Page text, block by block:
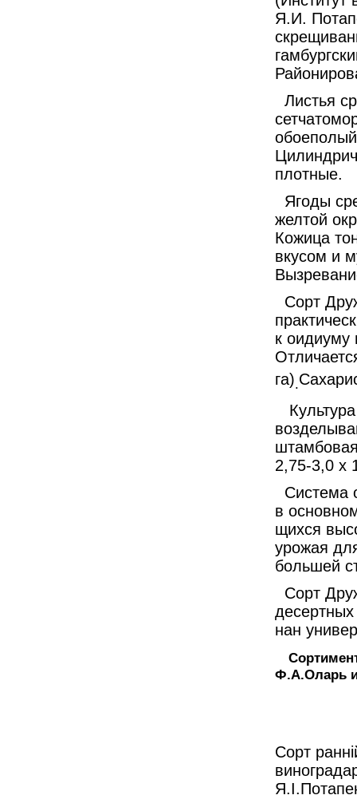
Я.И.
Листья
плотные.
Ягоды
жел­той
Кожица
вкусом и
Сорт
к оидиуму
га).
2,75-3,0 х
Система
в
щихся
урожая
большей
Сорт
нан
Ф.А.Оларь
Сорт